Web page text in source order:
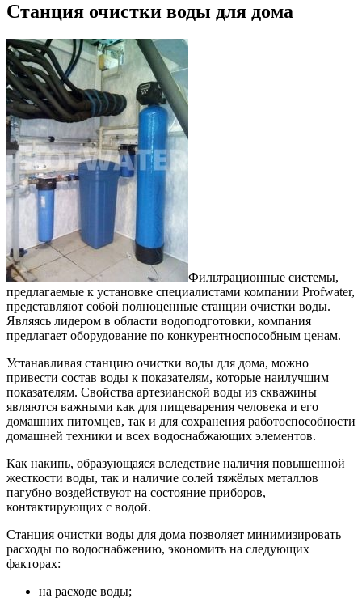
Станция очистки воды для дома
Фильтрационные системы,
предлагаемые к установке специалистами компании Profwater,
представляют собой полноценные станции очистки воды.
Являясь лидером в области водоподготовки, компания
предлагает оборудование по конкурентноспособным ценам.
Устанавливая станцию очистки воды для дома, можно
привести состав воды к показателям, которые наилучшим
показателям. Свойства артезианской воды из скважины
являются важными как для пищеварения человека и его
домашних питомцев, так и для сохранения работоспособности
домашней техники и всех водоснабжающих элементов.
Как накипь, образующаяся вследствие наличия повышенной
жесткости воды, так и наличие солей тяжёлых металлов
пагубно воздействуют на состояние приборов,
контактирующих с водой.
Станция очистки воды для дома позволяет минимизировать
расходы по водоснабжению, экономить на следующих
факторах:
на расходе воды;